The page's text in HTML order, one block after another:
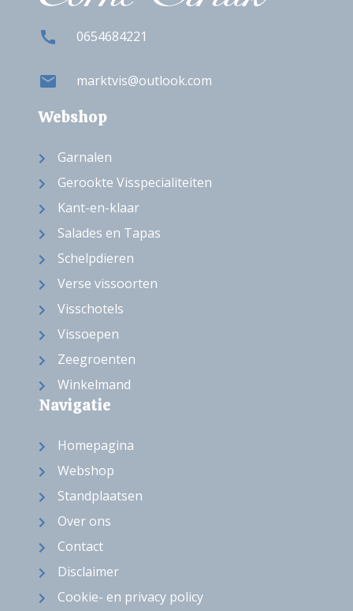
0654684221
marktvis@outlook.com
Webshop
Garnalen
Gerookte Visspecialiteiten
Kant-en-klaar
Salades en Tapas
Schelpdieren
Verse vissoorten
Visschotels
Vissoepen
Zeegroenten
Winkelmand
Navigatie
Homepagina
Webshop
Standplaatsen
Over ons
Contact
Disclaimer
Cookie- en privacy policy